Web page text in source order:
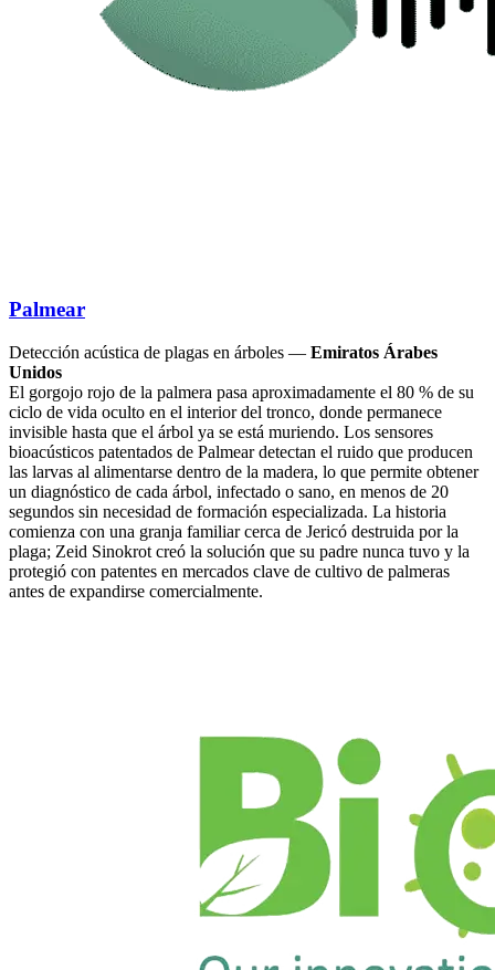
Palmear
Detección acústica de plagas en árboles — Emiratos Árabes
Unidos
El gorgojo rojo de la palmera pasa aproximadamente el 80 % de su
ciclo de vida oculto en el interior del tronco, donde permanece
invisible hasta que el árbol ya se está muriendo. Los sensores
bioacústicos patentados de Palmear detectan el ruido que producen
las larvas al alimentarse dentro de la madera, lo que permite obtener
un diagnóstico de cada árbol, infectado o sano, en menos de 20
segundos sin necesidad de formación especializada. La historia
comienza con una granja familiar cerca de Jericó destruida por la
plaga; Zeid Sinokrot creó la solución que su padre nunca tuvo y la
protegió con patentes en mercados clave de cultivo de palmeras
antes de expandirse comercialmente.